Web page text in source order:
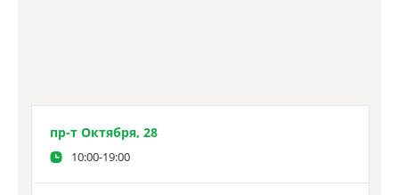
пр-т Октября, 28
10:00-19:00